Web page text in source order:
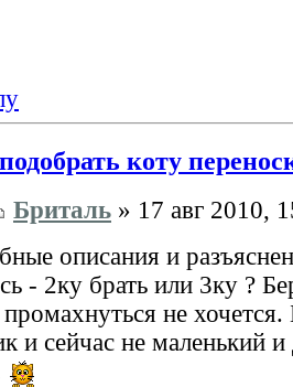
коту
Бриталь » 17 авг 2010,
описания и
- 2ку брать или 3ку ?
не
и сейчас не маленький